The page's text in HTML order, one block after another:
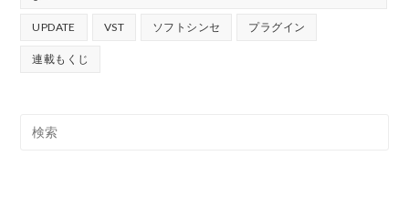
UPDATE VST ソフトシンセ プラグイン
連載もくじ